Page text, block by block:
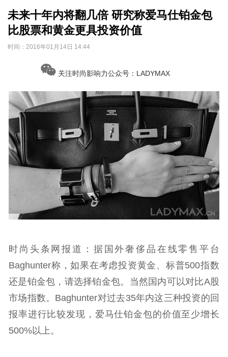
未来十年内将翻几倍 研究称爱马仕铂金包
比股票和黄金更具投资价值
时间： 2016年01月14日 14:44
关注时尚影响力公众号：LADYMAX
时尚头条网报道：据国外奢侈品在线零售平台
Baghunter称，如果在考虑投资黄金、标普500指数
还是铂金包，请选择铂金包。当然国内可以对比A股
市场指数。Baghunter对过去35年内这三种投资的回
报率进行比较发现，爱马仕铂金包的价值至少增长
500%以上。